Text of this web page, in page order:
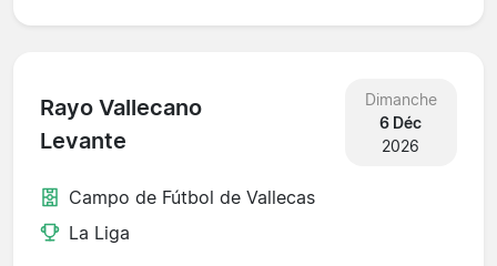
Rayo Vallecano
Levante
Dimanche
6 Déc
2026
Campo de Fútbol de Vallecas
La Liga